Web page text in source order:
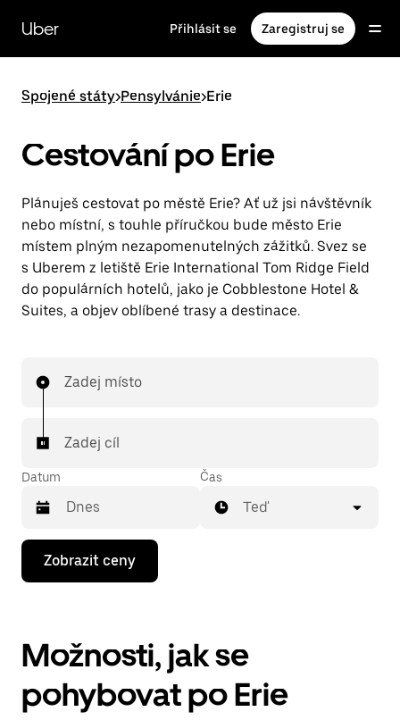
hlavní
obsah
Uber Přihlásit se Zaregistruj se
Spojené státy>Pensylvánie>Erie
Cestování po Erie
Plánuješ cestovat po městě Erie? Ať už jsi návštěvník
nebo místní, s touhle příručkou bude město Erie
místem plným nezapomenutelných zážitků. Svez se
s Uberem z letiště Erie International Tom Ridge Field
do populárních hotelů, jako je Cobblestone Hotel &
Suites, a objev oblíbené trasy a destinace.
Zadej místo
Zadej cíl
Datum
Stisknutím
klávesy
se
kalendář
a můžeš
datum.
Stisknutím
Čas
Teď
Zobrazit ceny
Možnosti, jak se
pohybovat po Erie